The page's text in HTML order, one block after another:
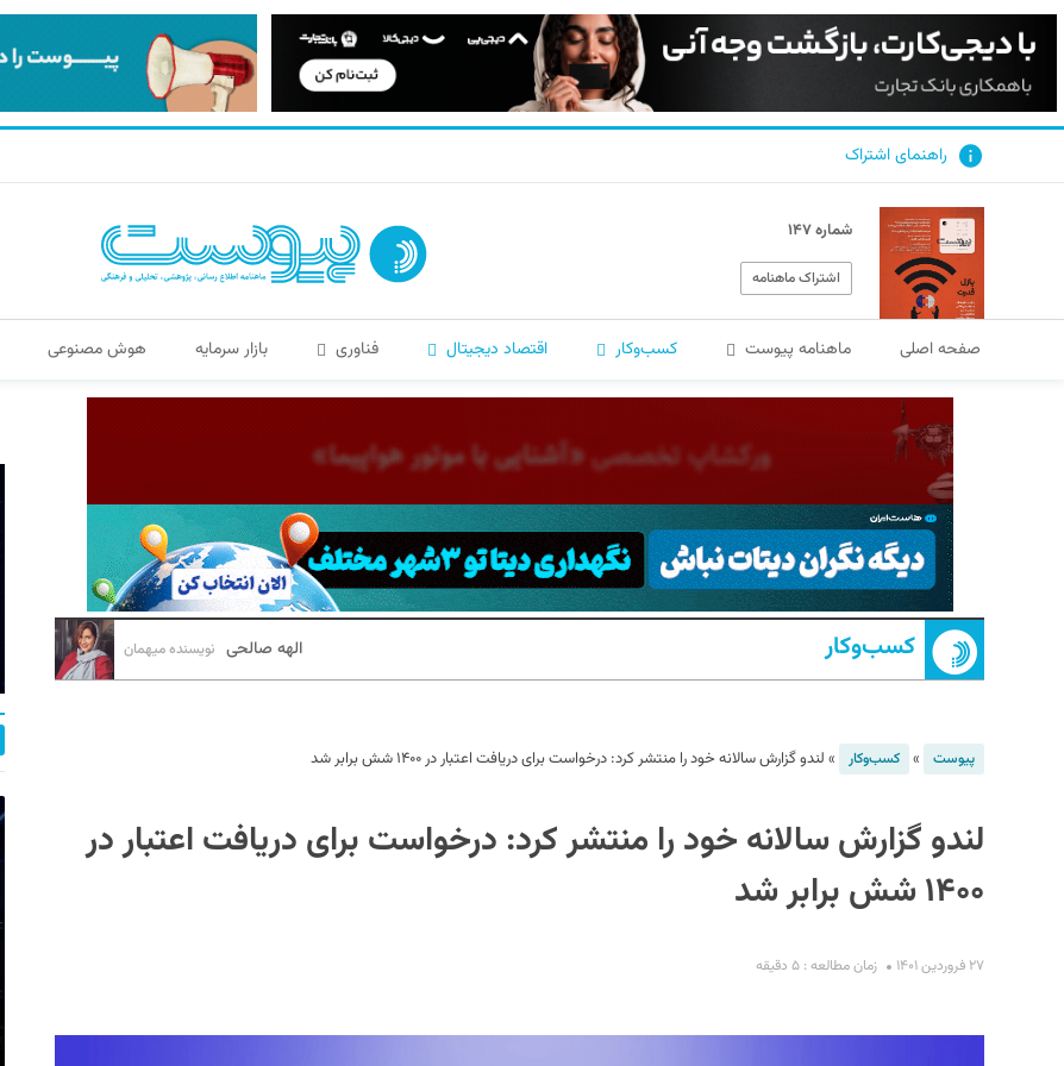
راهنمای اشتراک
شماره ۱۴۷
اشتراک ماهنامه
صفحه اصلی ماهنامه پیوست کسب‌و‌کار اقتصاد دیجیتال فناوری بازار سرمایه هوش مصنوعی
کسب‌و‌کار الهه صالحی نویسنده میهمان
پیوست » کسب‌و‌کار » لندو گزارش سالانه خود را منتشر کرد: درخواست‌ برای دریافت اعتبار در ۱۴۰۰ شش برابر شد
لندو گزارش سالانه خود را منتشر کرد: درخواست‌ برای دریافت اعتبار در
۱۴۰۰ شش برابر شد
۲۷ فروردین ۱۴۰۱ زمان مطالعه : ۵ دقیقه